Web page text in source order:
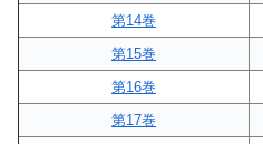
第14巻
第15巻
第16巻
第17巻